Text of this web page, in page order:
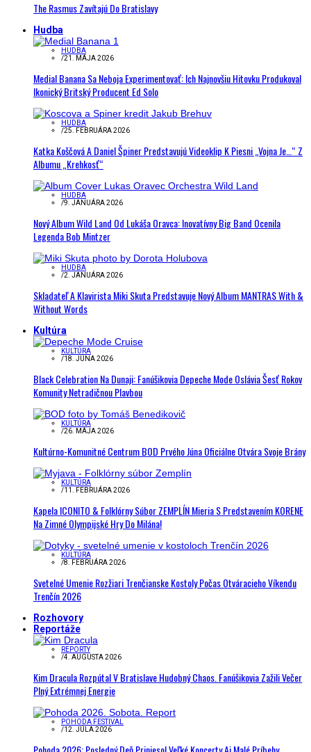
The Rasmus Zavítajú Do Bratislavy
Hudba
HUDBA
/21. MÁJA 2026
Medial Banana Sa Neboja Experimentovať: Ich Najnovšiu Hitovku Produkoval
Ikonický Britský Producent Ed Solo
HUDBA
/25. FEBRUÁRA 2026
Katka Koščová A Daniel Špiner Predstavujú Videoklip K Piesni „Vojna Je…“ Z
Albumu „Krehkosť“
HUDBA
/9. JANUÁRA 2026
Nový Album Wild Land Od Lukáša Oravca: Inovatívny Big Band Ocenila
Legenda Bob Mintzer
HUDBA
/2. JANUÁRA 2026
Skladateľ A Klavirista Miki Skuta Predstavuje Nový Album MANTRAS With &
Without Words
Kultúra
KULTÚRA
/18. JÚNA 2026
Black Celebration Na Dunaji: Fanúšikovia Depeche Mode Oslávia Šesť Rokov
Komunity Netradičnou Plavbou
KULTÚRA
/26. MÁJA 2026
Kultúrno-Komunitné Centrum BOD Prvého Júna Oficiálne Otvára Svoje Brány
KULTÚRA
/11. FEBRUÁRA 2026
Kapela ICONITO & Folklórny Súbor ZEMPLÍN Mieria S Predstavením KORENE
Na Zimné Olympijské Hry Do Milána!
KULTÚRA
/8. FEBRUÁRA 2026
Svetelné Umenie Rozžiari Trenčianske Kostoly Počas Otváracieho Víkendu
Trenčín 2026
Rozhovory
Reportáže
REPORTY
/4. AUGUSTA 2026
Kim Dracula Rozpútal V Bratislave Hudobný Chaos. Fanúšikovia Zažili Večer
Plný Extrémnej Energie
POHODA FESTIVAL
/12. JÚLA 2026